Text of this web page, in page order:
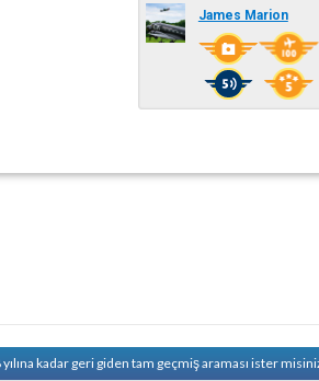
James Marion
kadar geri giden tam geçmiş araması ister